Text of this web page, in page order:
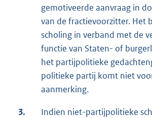
gemotiveerde aanvraag in
van de fractievoorzitter. Het
scholing in verband met de
functie van Staten- of
het partijpolitieke
politieke partij komt niet
aanmerking.
3.
Indien niet-partijpolitieke